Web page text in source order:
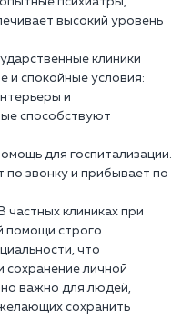
высокий уровень
клиники
и спокойные условия:
и
способствуют
для госпитализации.
звонку и прибывает по
частных клиниках при
помощи строго
что
личной
важно для людей,
сохранить